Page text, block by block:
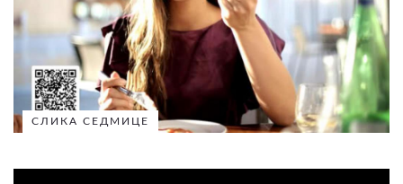
СЛИКА СЕДМИЦЕ